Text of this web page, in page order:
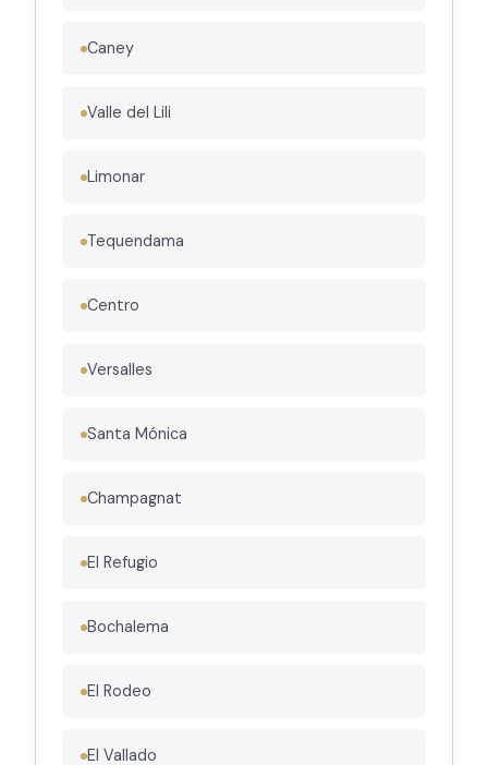
Caney
Valle del Lili
Limonar
Tequendama
Centro
Versalles
Santa Mónica
Champagnat
El Refugio
Bochalema
El Rodeo
El Vallado